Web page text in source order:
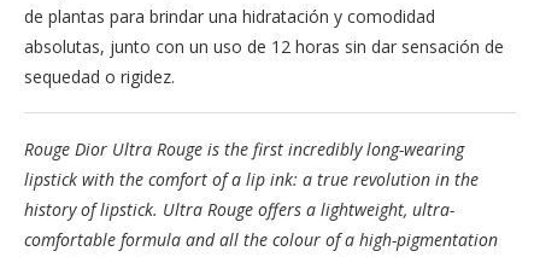
de plantas para brindar una hidratación y comodidad
absolutas, junto con un uso de 12 horas sin dar sensación de
sequedad o rigidez.
Rouge Dior Ultra Rouge is the first incredibly long-wearing
lipstick with the comfort of a lip ink: a true revolution in the
history of lipstick. Ultra Rouge offers a lightweight, ultra-
comfortable formula and all the colour of a high-pigmentation